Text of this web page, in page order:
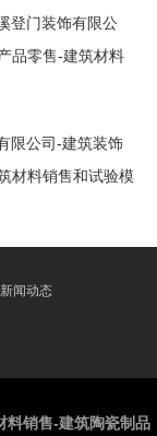
登门装饰有限公
品零售-建筑材料
限公司-建筑装饰
材料销售和试验模
新闻动态
料销售-建筑陶瓷制品